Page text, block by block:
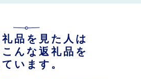
品を見た人は
んな返礼品を
ています。